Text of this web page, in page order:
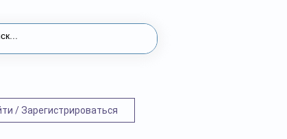
/ Зарегистрироваться